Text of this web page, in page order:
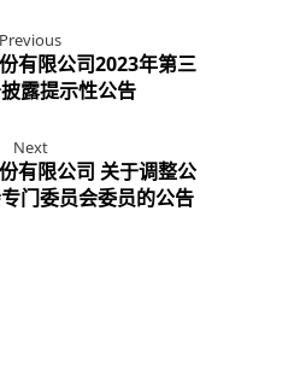
Previous
有限公司2023年第三
露提示性公告
Next
有限公司 关于调整公
门委员会委员的公告